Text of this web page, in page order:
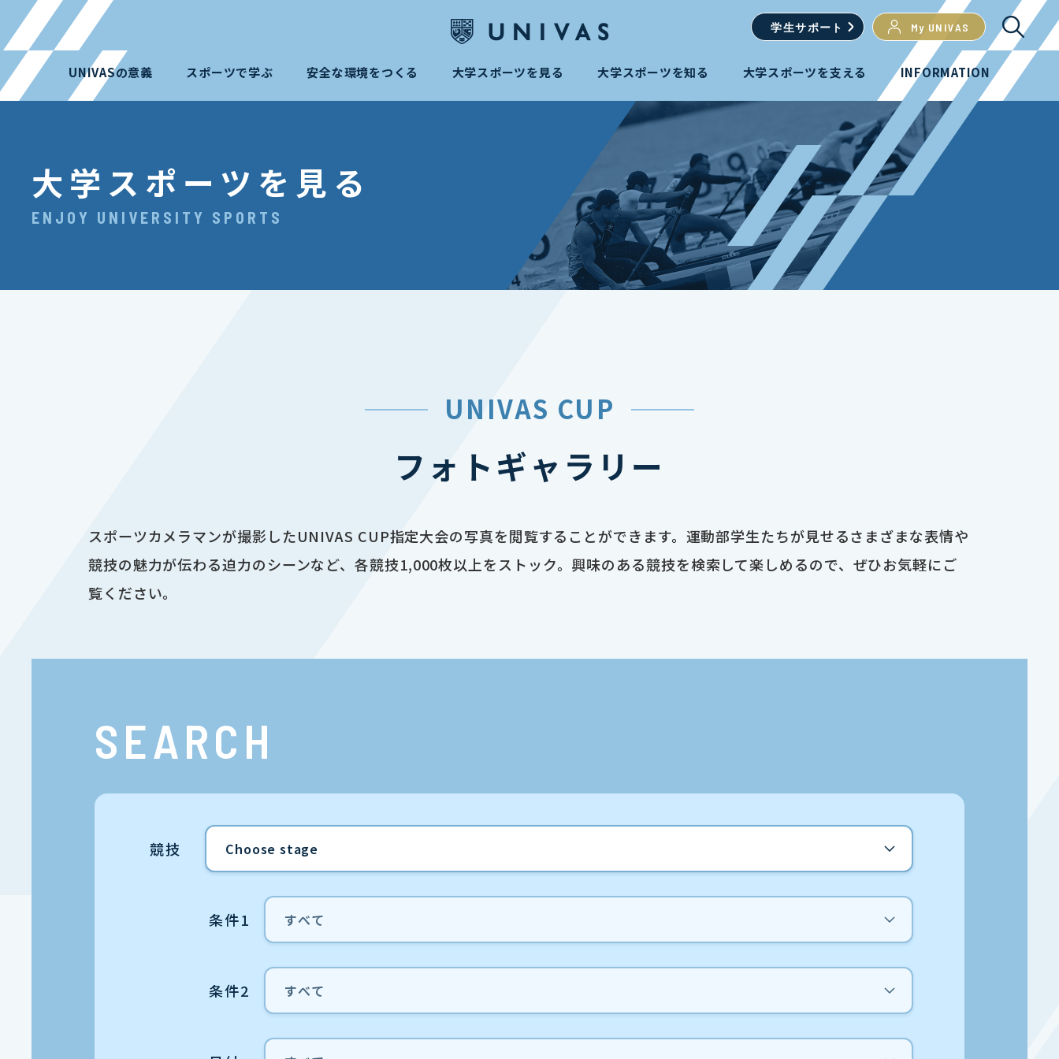
学生サポート My UNIVAS
UNIVASの意義 スポーツで学ぶ 安全な環境をつくる 大学スポーツを見る 大学スポーツを知る 大学スポーツを支える INFORMATION
大学スポーツを見る
ENJOY UNIVERSITY SPORTS
UNIVAS CUP
フォトギャラリー
スポーツカメラマンが撮影したUNIVAS CUP指定大会の写真を閲覧することができます。運動部学生たちが見せるさまざまな表情や
競技の魅力が伝わる迫力のシーンなど、各競技1,000枚以上をストック。興味のある競技を検索して楽しめるので、ぜひお気軽にご
覧ください。
SEARCH
競技
条件1
条件2